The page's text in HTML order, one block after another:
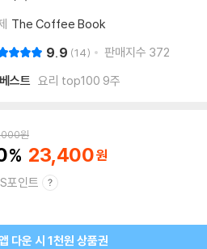
The Coffee Book
9.9 14 판매지수 372
베스트 요리 top100 9주
원
23,400
포인트
다운 시 1천원 상품권